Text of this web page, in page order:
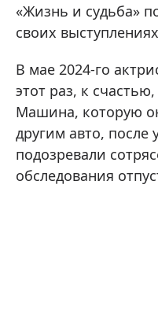
«Жизнь и судьба»
своих
В мае 2024-го
этот раз, к
Машина, которую
другим авто, после
подозревали
обследования